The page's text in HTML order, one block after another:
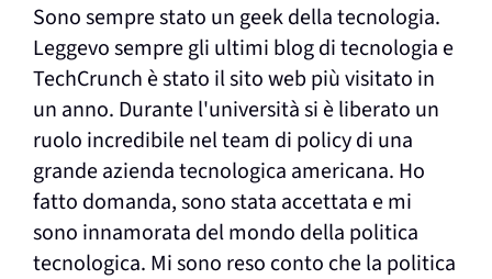
Sono sempre stato un geek della tecnologia.
Leggevo sempre gli ultimi blog di tecnologia e
TechCrunch è stato il sito web più visitato in
un anno. Durante l'università si è liberato un
ruolo incredibile nel team di policy di una
grande azienda tecnologica americana. Ho
fatto domanda, sono stata accettata e mi
sono innamorata del mondo della politica
tecnologica. Mi sono reso conto che la politica